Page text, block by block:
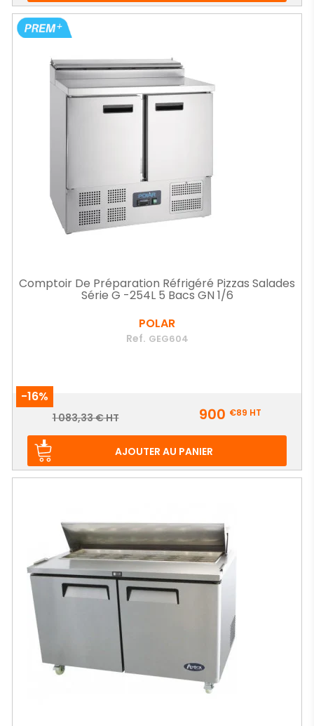
Comptoir De Préparation Réfrigéré Pizzas Salades
Série G -254L 5 Bacs GN 1/6
POLAR
Ref. GEG604
-16%
Prix
Prix
1 083,33 € HT 900 €89 HT
AJOUTER AU PANIER